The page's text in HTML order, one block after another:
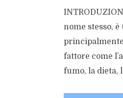
nome stesso,
fattore come
fumo, la dieta,